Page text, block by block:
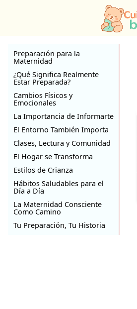
Preparación para la
Maternidad
¿Qué Significa Realmente
Estar Preparada?
Cambios Físicos y
Emocionales
La Importancia de Informarte
El Entorno También Importa
Clases, Lectura y Comunidad
El Hogar se Transforma
Estilos de Crianza
Hábitos Saludables para el
Día a Día
La Maternidad Consciente
Como Camino
Tu Preparación, Tu Historia